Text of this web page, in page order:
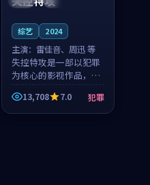
综艺 2024
主演： 雷佳音、周迅 等
失控特攻是一部以犯罪
为核心的影视作品，围
绕危机、反转与人物成
长展开，整体节奏紧
凑，值得推荐观看。
13,708 7.0 犯罪